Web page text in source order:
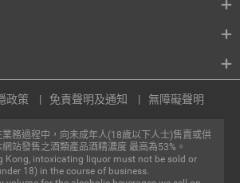
務過程中，向未成年人(18歲以下人士)售賣或供
站發售之酒類產品酒精濃度 最高為53%。
Kong, intoxicating liquor must not be sold or
18) in the course of business.
政策 免責聲明及通知 無障礙聲明